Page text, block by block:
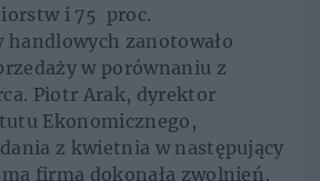
i 75 proc.
handlowych zanotowało
w porównaniu z
Piotr Arak, dyrektor
Ekonomicznego,
z kwietnia w następujący
firma dokonała zwolnień,